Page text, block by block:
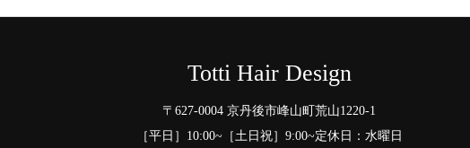
Totti Hair Design
〒627-0004 京丹後市峰山町荒山1220-1
［平日］10:00~［土日祝］9:00~定休日：水曜日